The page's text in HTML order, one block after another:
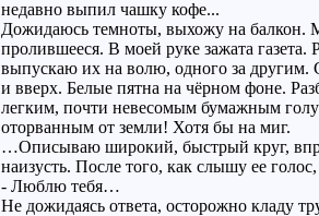
недавно выпил чашку кофе...
Дожидаюсь темноты, выхожу на балкон.
пролившееся. В моей руке зажата
выпускаю их на волю, одного за другим.
и вверх. Белые пятна на чёрном фоне.
легким, почти невесомым бумажным
оторванным от земли! Хотя бы на миг.
…Описываю широкий, быстрый круг,
наизусть. После того, как слышу ее
- Люблю тебя…
Не дожидаясь ответа, осторожно кладу